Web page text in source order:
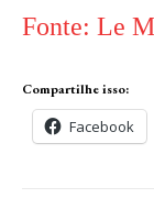
Fonte: Le
Compartilhe isso:
Facebook